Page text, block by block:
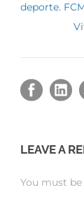
deporte.
LEAVE A
You must be